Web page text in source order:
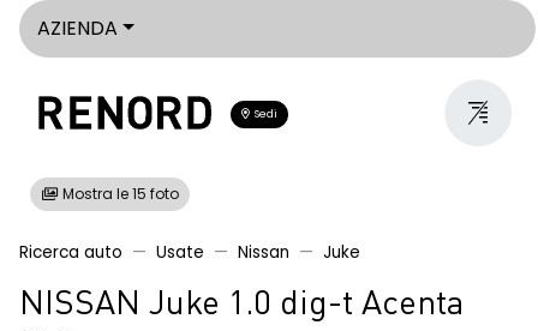
AZIENDA
Sedi
Mostra le 15 foto
Ricerca auto Usate Nissan Juke
NISSAN Juke 1.0 dig-t Acenta